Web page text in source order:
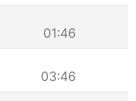
01:46
03:46